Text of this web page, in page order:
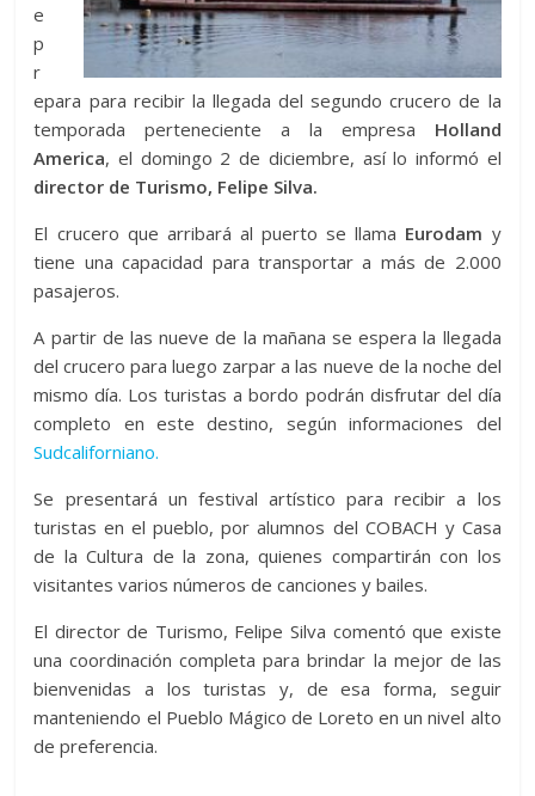
e
p
r
epara para recibir la llegada del segundo crucero de la
temporada perteneciente a la empresa Holland
America, el domingo 2 de diciembre, así lo informó el
director de Turismo, Felipe Silva.
El crucero que arribará al puerto se llama Eurodam y
tiene una capacidad para transportar a más de 2.000
pasajeros.
A partir de las nueve de la mañana se espera la llegada
del crucero para luego zarpar a las nueve de la noche del
mismo día. Los turistas a bordo podrán disfrutar del día
completo en este destino, según informaciones del
Sudcaliforniano.
Se presentará un festival artístico para recibir a los
turistas en el pueblo, por alumnos del COBACH y Casa
de la Cultura de la zona, quienes compartirán con los
visitantes varios números de canciones y bailes.
El director de Turismo, Felipe Silva comentó que existe
una coordinación completa para brindar la mejor de las
bienvenidas a los turistas y, de esa forma, seguir
manteniendo el Pueblo Mágico de Loreto en un nivel alto
de preferencia.